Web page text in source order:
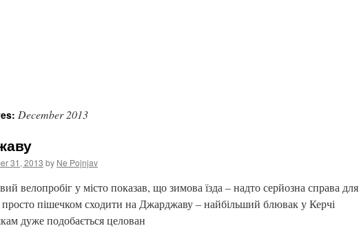
December 2013
31, 2013 by Ne Pojnjav
велопробіг у місто показав, що зимова їзда – надто серйозна справа для
пішечком сходити на Джарджаву – найбільший блювак у Керчі
дуже подобається целован